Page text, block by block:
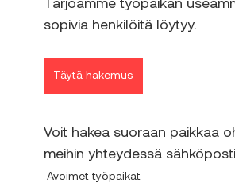
Tarjoamme työpaikan
sopivia henkilöitä löytyy.
Täytä hakemus
Voit hakea suoraan paikkaa
meihin yhteydessä
Avoimet työpaikat